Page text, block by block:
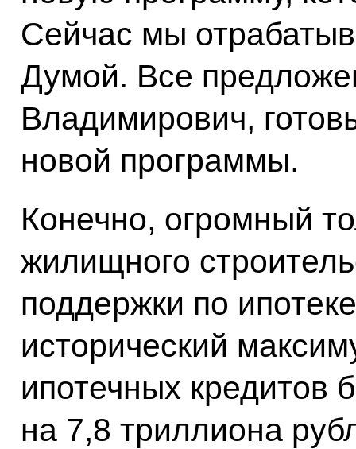
Сейчас мы
Думой. Все
Владимирович,
новой программы.
Конечно, огромный
жилищного
поддержки по
исторический
ипотечных кредитов
на 7,8 триллиона